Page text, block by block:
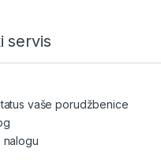
servis
vaše porudžbenice
nalogu